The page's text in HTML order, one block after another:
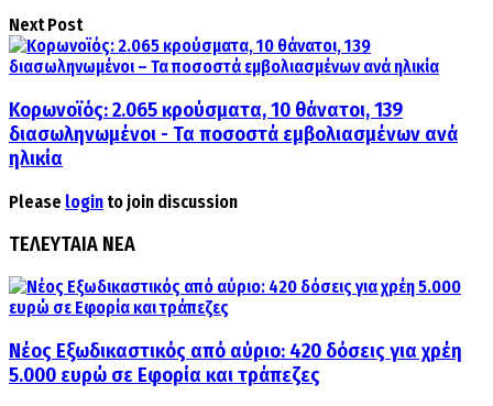
Next Post
Κορωνοϊός: 2.065 κρούσματα, 10 θάνατοι, 139
διασωληνωμένοι - Τα ποσοστά εμβολιασμένων ανά
ηλικία
Please login to join discussion
ΤΕΛΕΥΤΑΙΑ ΝΕΑ
Νέος Εξωδικαστικός από αύριο: 420 δόσεις για χρέη
5.000 ευρώ σε Εφορία και τράπεζες